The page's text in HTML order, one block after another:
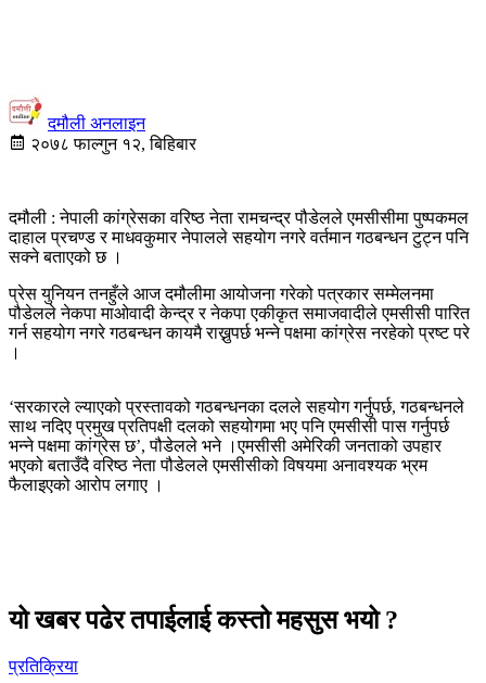
दमौली अनलाइन
२०७८ फाल्गुन १२, बिहिबार
दमौली : नेपाली कांग्रेसका वरिष्ठ नेता रामचन्द्र पौडेलले एमसीसीमा पुष्पकमल
दाहाल प्रचण्ड र माधवकुमार नेपालले सहयोग नगरे वर्तमान गठबन्धन टुट्न पनि
सक्ने बताएको छ ।
प्रेस युनियन तनहुँले आज दमौलीमा आयोजना गरेको पत्रकार सम्मेलनमा
पौडेलले नेकपा माओवादी केन्द्र र नेकपा एकीकृत समाजवादीले एमसीसी पारित
गर्न सहयोग नगरे गठबन्धन कायमै राख्नुपर्छ भन्ने पक्षमा कांग्रेस नरहेको प्रष्ट परे
।
‘सरकारले ल्याएको प्रस्तावको गठबन्धनका दलले सहयोग गर्नुपर्छ, गठबन्धनले
साथ नदिए प्रमुख प्रतिपक्षी दलको सहयोगमा भए पनि एमसीसी पास गर्नुपर्छ
भन्ने पक्षमा कांग्रेस छ’, पौडेलले भने ।एमसीसी अमेरिकी जनताको उपहार
भएको बताउँदै वरिष्ठ नेता पौडेलले एमसीसीको विषयमा अनावश्यक भ्रम
फैलाइएको आरोप लगाए ।
यो खबर पढेर तपाईलाई कस्तो महसुस भयो ?
प्रतिक्रिया